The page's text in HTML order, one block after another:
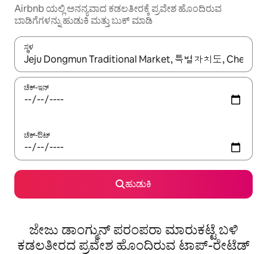
Airbnb ಯಲ್ಲಿ ಅನನ್ಯವಾದ ಕಡಲತೀರಕ್ಕೆ ಪ್ರವೇಶ ಹೊಂದಿರುವ
ಬಾಡಿಗೆಗಳನ್ನು ಹುಡುಕಿ ಮತ್ತು ಬುಕ್ ಮಾಡಿ
ಸ್ಥಳ
ಫಲಿತಾಂಶಗಳು ಲಭ್ಯವಿರುವಾಗ, ಅಪ್ ಮತ್ತು ಡೌನ್ ಬಾಣದ ಕೀಲಿಗಳೊಂದಿಗೆ
ಚೆಕ್-ಇನ್
ಚೆಕ್-ಔಟ್
ಹುಡುಕಿ
ಜೇಜು ಡಾಂಗ್ಮುನ್ ಪರಂಪರಾ ಮಾರುಕಟ್ಟೆ ಬಳಿ
ಕಡಲತೀರದ ಪ್ರವೇಶ ಹೊಂದಿರುವ ಟಾಪ್-ರೇಟೆಡ್